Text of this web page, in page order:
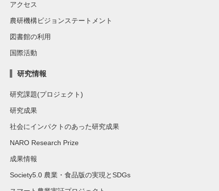
アクセス
農研機構ビジョンステートメント
図書館の利用
国際活動
研究情報
研究課題(プロジェクト)
研究成果
社会にインパクトのあった研究成果
NARO Research Prize
成果情報
Society5.0 農業・食品版の実現とSDGs